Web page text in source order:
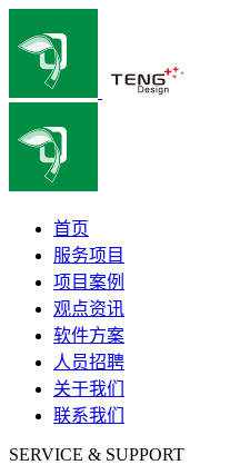
首页
服务项目
项目案例
观点资讯
软件方案
人员招聘
关于我们
联系我们
SERVICE & SUPPORT